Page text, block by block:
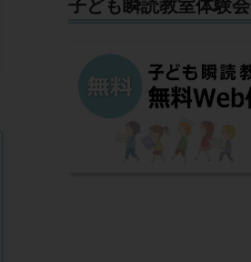
子ども瞬読教室体験会